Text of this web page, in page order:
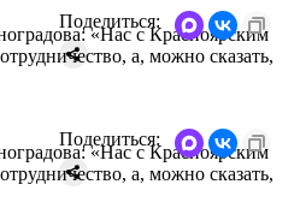
«Нас с Красноярским
а, можно сказать,
Поделиться:
«Нас с Красноярским
а, можно сказать,
Поделиться: